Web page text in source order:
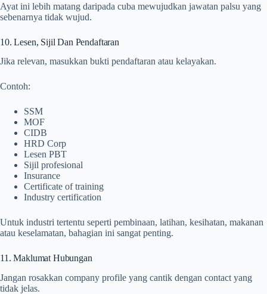
Ayat ini lebih matang daripada cuba mewujudkan jawatan palsu yang
sebenarnya tidak wujud.
10. Lesen, Sijil Dan Pendaftaran
Jika relevan, masukkan bukti pendaftaran atau kelayakan.
Contoh:
SSM
MOF
CIDB
HRD Corp
Lesen PBT
Sijil profesional
Insurance
Certificate of training
Industry certification
Untuk industri tertentu seperti pembinaan, latihan, kesihatan, makanan
atau keselamatan, bahagian ini sangat penting.
11. Maklumat Hubungan
Jangan rosakkan company profile yang cantik dengan contact yang
tidak jelas.